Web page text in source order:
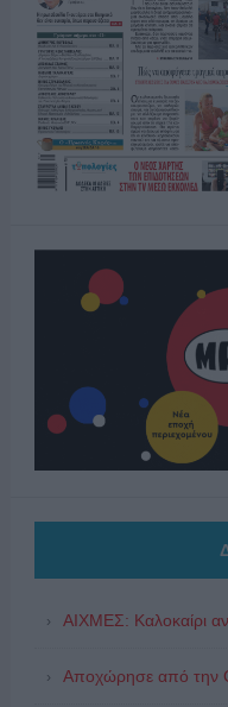
ΑΙΧΜΕΣ: Καλοκαίρι
Αποχώρησε από την